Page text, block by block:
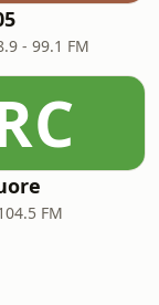
- 99.1 FM
FM